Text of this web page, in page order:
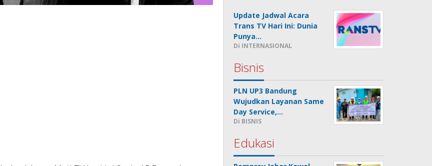
Update Jadwal Acara
Trans TV Hari Ini: Dunia
Punya…
Di INTERNASIONAL
Bisnis
PLN UP3 Bandung
Wujudkan Layanan Same
Day Service,…
Di BISNIS
Edukasi